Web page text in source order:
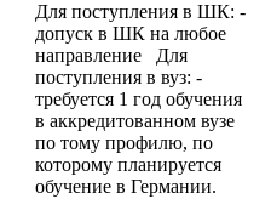
Для поступления в ШК: -
допуск в ШК на любое
направление Для
поступления в вуз: -
требуется 1 год обучения
в аккредитованном вузе
по тому профилю, по
которому планируется
обучение в Германии.